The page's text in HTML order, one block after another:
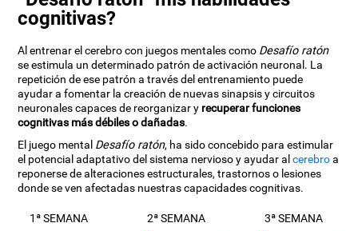
cognitivas?
Al entrenar el cerebro con juegos mentales como Desafío ratón
se estimula un determinado patrón de activación neuronal. La
repetición de ese patrón a través del entrenamiento puede
ayudar a fomentar la creación de nuevas sinapsis y circuitos
neuronales capaces de reorganizar y recuperar funciones
cognitivas más débiles o dañadas.
El juego mental Desafío ratón, ha sido concebido para estimular
el potencial adaptativo del sistema nervioso y ayudar alcerebroa
reponerse de alteraciones estructurales, trastornos o lesiones
donde se ven afectadas nuestras capacidades cognitivas.
1ª SEMANA 2ª SEMANA 3ª SEMANA